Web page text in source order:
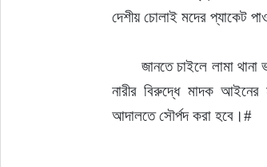
দেশীয় চোলাই মদের প্যাকেট
       জানতে চাইলে লামা থানা ভারপ্রাপ্ত কর্মকর্তা (ওসি) অপ্পেলা রাজু নাহা বলেন, ৮ লিটার দেশীয় চোলাই মদসহ আটক দুই
নারীর বিরুদ্ধে মাদক আইনের
আদালতে সৌর্পদ করা হবে।#